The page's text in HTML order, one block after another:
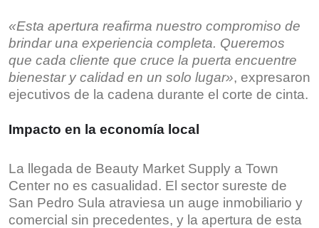
«Esta apertura reafirma nuestro compromiso de
brindar una experiencia completa. Queremos
que cada cliente que cruce la puerta encuentre
bienestar y calidad en un solo lugar», expresaron
ejecutivos de la cadena durante el corte de cinta.
Impacto en la economía local
La llegada de Beauty Market Supply a Town
Center no es casualidad. El sector sureste de
San Pedro Sula atraviesa un auge inmobiliario y
comercial sin precedentes, y la apertura de esta